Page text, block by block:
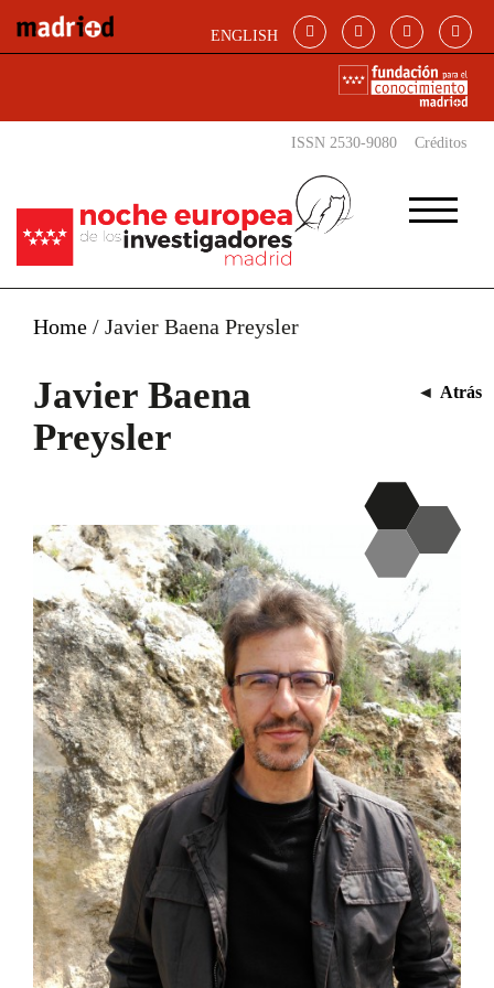
ENGLISH
ISSN 2530-9080 Créditos
Home / Javier Baena Preysler
Javier Baena
Preysler
◄ Atrás